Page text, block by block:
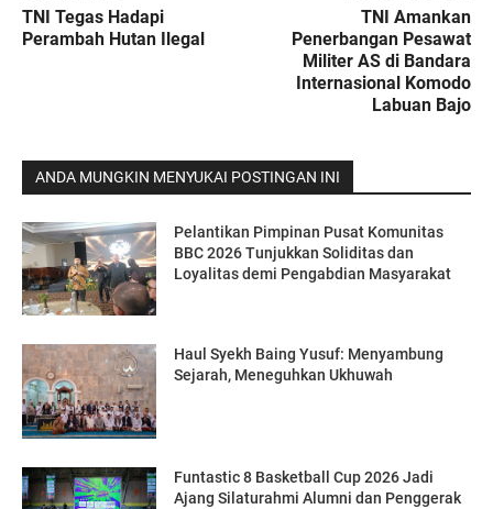
TNI Tegas Hadapi
Perambah Hutan Ilegal
TNI Amankan
Penerbangan Pesawat
Militer AS di Bandara
Internasional Komodo
Labuan Bajo
ANDA MUNGKIN MENYUKAI POSTINGAN INI
Pelantikan Pimpinan Pusat Komunitas
BBC 2026 Tunjukkan Soliditas dan
Loyalitas demi Pengabdian Masyarakat
Haul Syekh Baing Yusuf: Menyambung
Sejarah, Meneguhkan Ukhuwah
Funtastic 8 Basketball Cup 2026 Jadi
Ajang Silaturahmi Alumni dan Penggerak